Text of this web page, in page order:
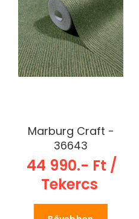
Marburg Craft -
36643
44 990.- Ft /
Tekercs